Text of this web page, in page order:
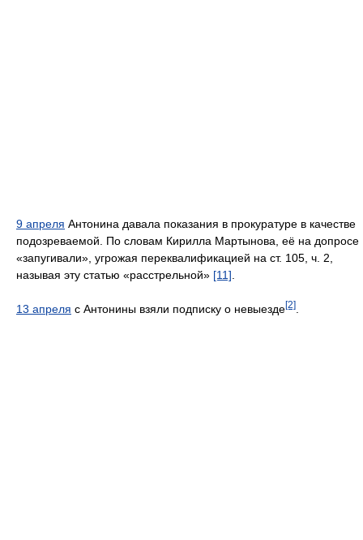
9 апреля Антонина давала показания в прокуратуре в качестве
подозреваемой. По словам Кирилла Мартынова, её на допросе
«запугивали», угрожая переквалификацией на ст. 105, ч. 2,
называя эту статью «расстрельной» [11]
13 апреля с Антонины взяли подписку о невыезде[2]